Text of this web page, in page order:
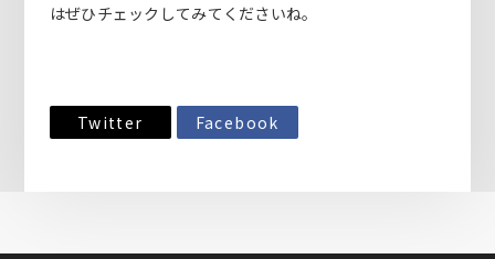
はぜひチェックしてみてくださいね。
Twitter Facebook